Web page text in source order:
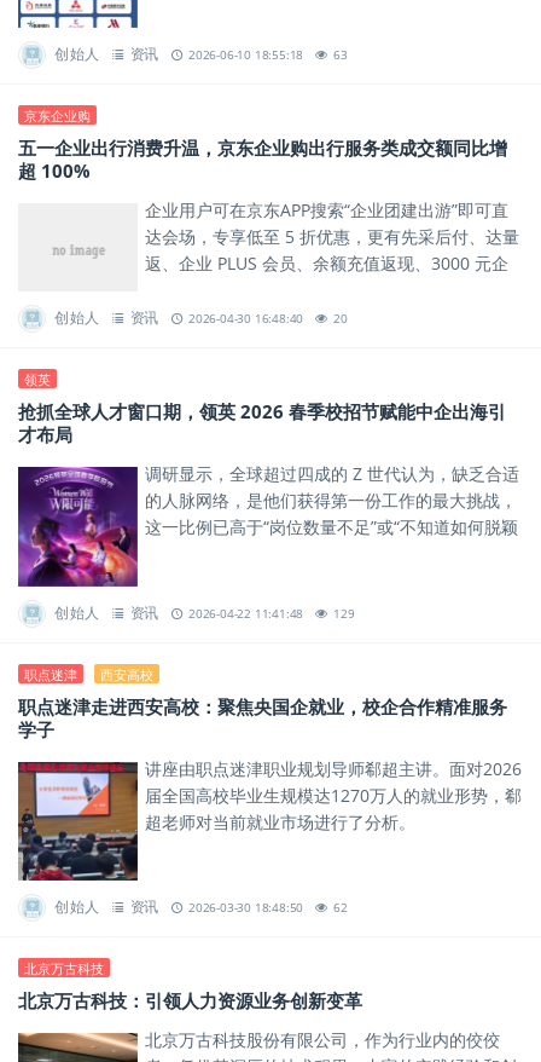
创始人 资讯 2026-06-10 18:55:18 63
京东企业购
五一企业出行消费升温，京东企业购出行服务类成交额同比增
超 100%
企业用户可在京东APP搜索“企业团建出游”即可直
达会场，专享低至 5 折优惠，更有先采后付、达量
返、企业 PLUS 会员、余额充值返现、3000 元企
创始人 资讯 2026-04-30 16:48:40 20
领英
抢抓全球人才窗口期，领英 2026 春季校招节赋能中企出海引
才布局
调研显示，全球超过四成的 Z 世代认为，缺乏合适
的人脉网络，是他们获得第一份工作的最大挑战，
这一比例已高于“岗位数量不足”或“不知道如何脱颖
创始人 资讯 2026-04-22 11:41:48 129
职点迷津 西安高校
职点迷津走进西安高校：聚焦央国企就业，校企合作精准服务
学子
讲座由职点迷津职业规划导师郗超主讲。面对2026
届全国高校毕业生规模达1270万人的就业形势，郗
超老师对当前就业市场进行了分析。
创始人 资讯 2026-03-30 18:48:50 62
北京万古科技
北京万古科技：引领人力资源业务创新变革
北京万古科技股份有限公司，作为行业内的佼佼